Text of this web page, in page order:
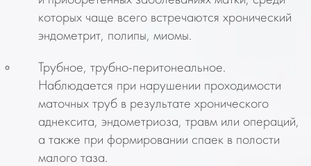
которых чаще всего встречаются хронический
эндометрит, полипы, миомы.
Трубное, трубно-перитонеальное.
Наблюдается при нарушении проходимости
маточных труб в результате хронического
аднексита, эндометриоза, травм или операций,
а также при формировании спаек в полости
малого таза.